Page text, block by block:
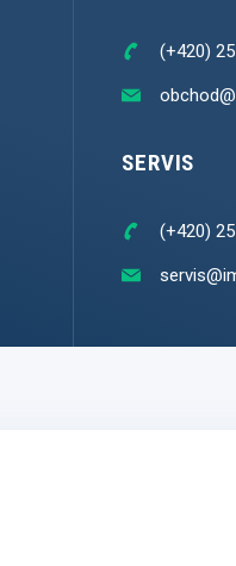
(+420)
SERVIS
(+420)